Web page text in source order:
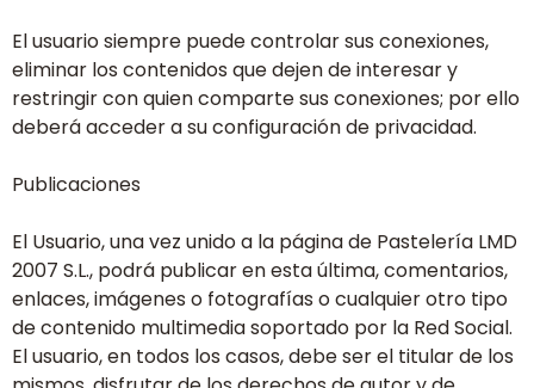
El usuario siempre puede controlar sus conexiones,
eliminar los contenidos que dejen de interesar y
restringir con quien comparte sus conexiones; por ello
deberá acceder a su configuración de privacidad.
Publicaciones
El Usuario, una vez unido a la página de Pastelería LMD
2007 S.L., podrá publicar en esta última, comentarios,
enlaces, imágenes o fotografías o cualquier otro tipo
de contenido multimedia soportado por la Red Social.
El usuario, en todos los casos, debe ser el titular de los